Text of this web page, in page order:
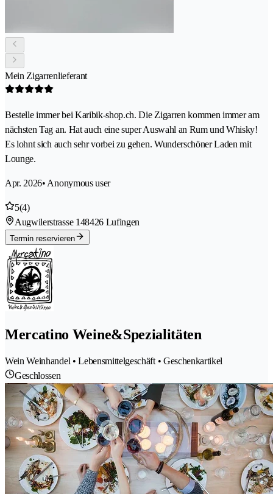
Mein Zigarrenlieferant
Bestelle immer bei Karibik-shop.ch. Die Zigarren kommen immer am
nächsten Tag an. Hat auch eine super Auswahl an Rum und Whisky!
Es lohnt sich auch sehr vorbei zu gehen. Wunderschöner Laden mit
Lounge.
Apr. 2026• Anonymous user
5(4)
Augwilerstrasse 148426 Lufingen
Termin reservieren
Mercatino Weine&Spezialitäten
Wein Weinhandel • Lebensmittelgeschäft • Geschenkartikel
Geschlossen